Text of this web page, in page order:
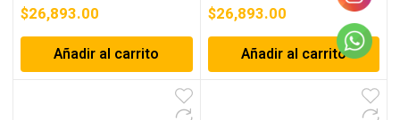
$26,893.00
Añadir al carrito
$26,893.00
Añadir al carrito